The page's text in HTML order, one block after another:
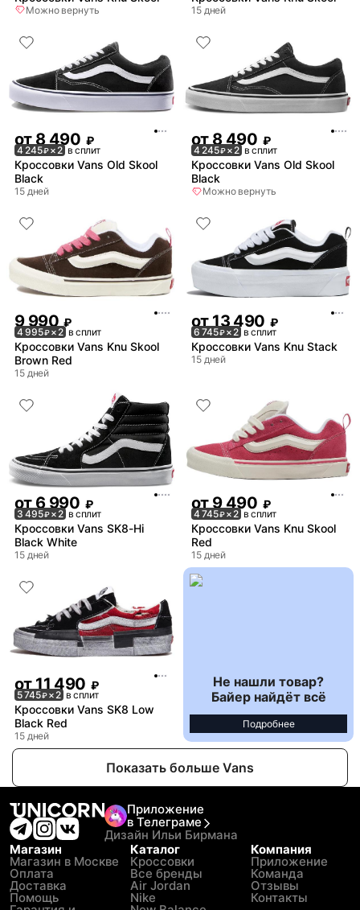
Можно вернуть 15 дней
от8 490 ₽
4 245₽× 2 в сплит
Кроссовки Vans Old Skool
Black
15 дней
от8 490 ₽
4 245₽× 2 в сплит
Кроссовки Vans Old Skool
Black
Можно вернуть
9 990 ₽
4 995₽× 2 в сплит
Кроссовки Vans Knu Skool
Brown Red
15 дней
от13 490 ₽
6 745₽× 2 в сплит
Кроссовки Vans Knu Stack
15 дней
от 6 990 ₽
3 495₽× 2 в сплит
Кроссовки Vans SK8-Hi
Black White
15 дней
от 9 490 ₽
4 745₽× 2 в сплит
Кроссовки Vans Knu Skool
Red
15 дней
от11 490 ₽
5 745₽× 2 в сплит
Кроссовки Vans SK8 Low
Black Red
15 дней
Не нашли товар?
Байер найдёт всё
Подробнее
Показать больше Vans
Приложение
в Телеграме
Дизайн Ильи Бирмана
Магазин
Магазин в Москве
Оплата
Доставка
Помощь
Каталог
Кроссовки
Все бренды
Air Jordan
Nike
Компания
Приложение
Команда
Отзывы
Контакты